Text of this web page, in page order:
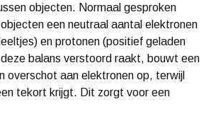
objecten. Normaal gesproken
een neutraal aantal elektronen
en protonen (positief geladen
balans verstoord raakt, bouwt een
overschot aan elektronen op, terwijl
tekort krijgt. Dit zorgt voor een